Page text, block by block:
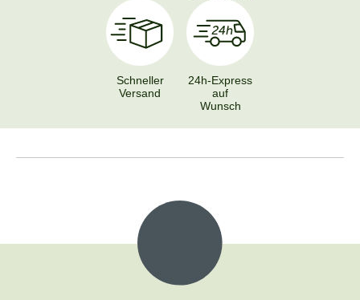
Schneller
Versand
24h-Express
auf
Wunsch